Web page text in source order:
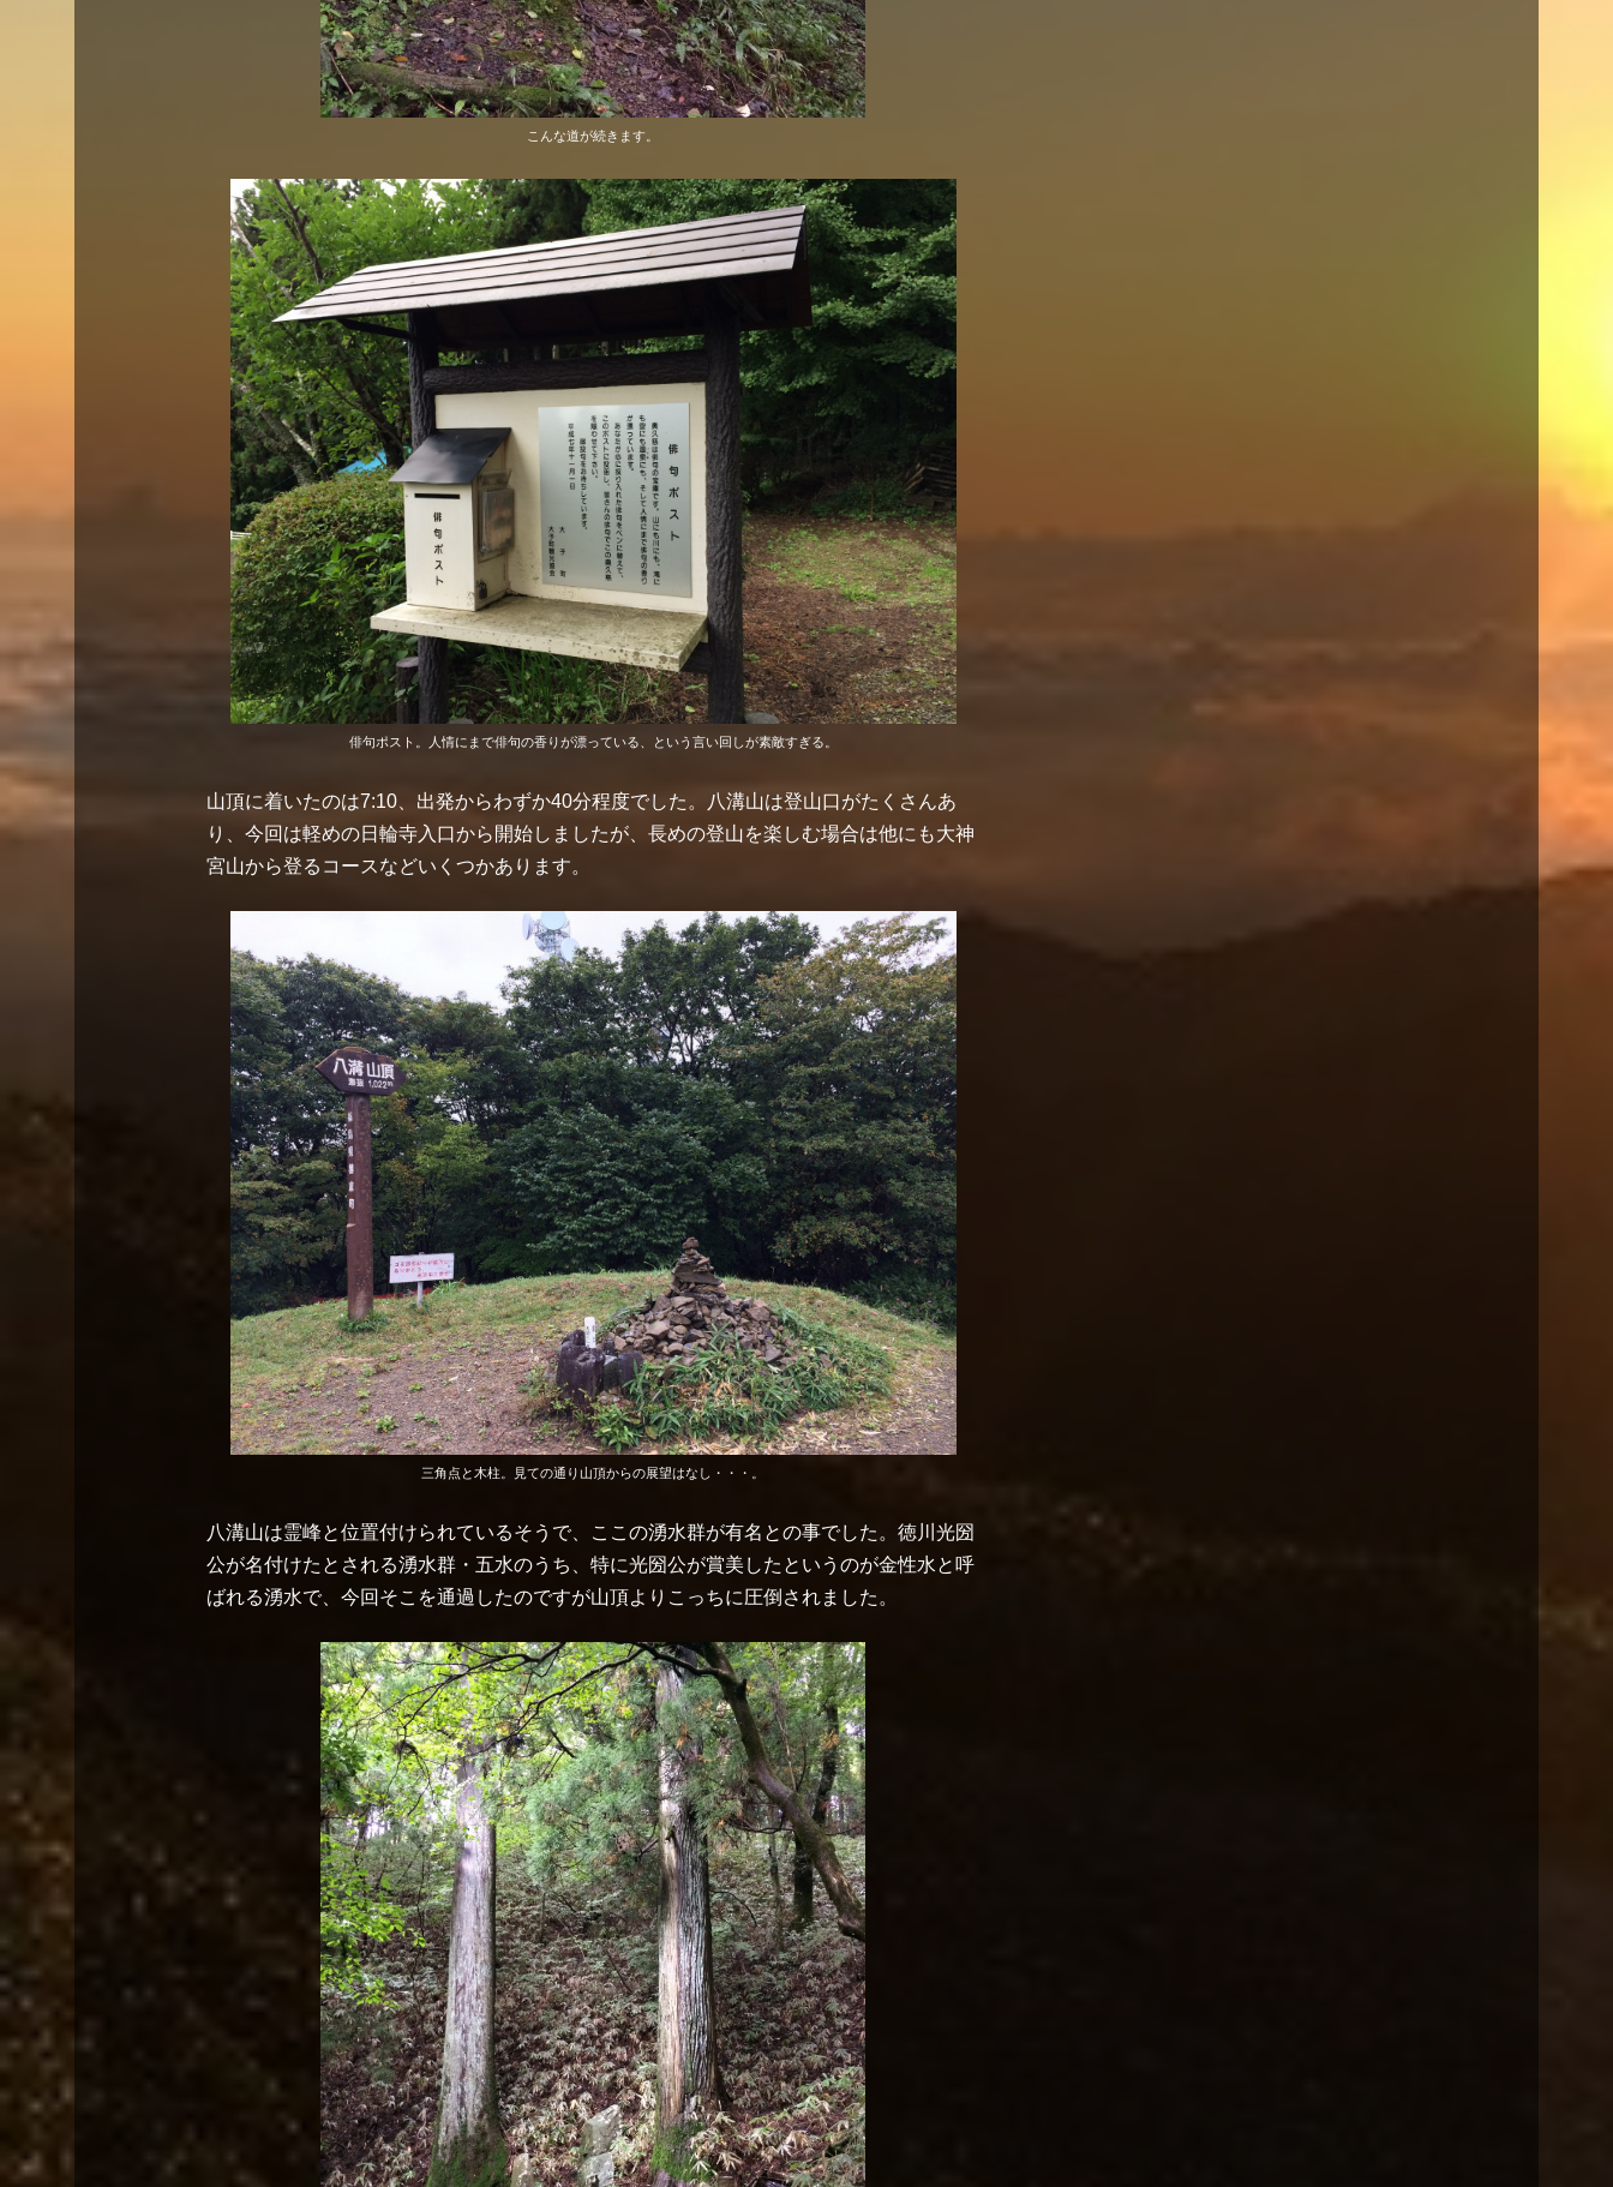
こんな道が続きます。
俳句ポスト。人情にまで俳句の香りが漂っている、という言い回しが素敵すぎる。
山頂に着いたのは7:10、出発からわずか40分程度でした。八溝山は登山口がたくさんあ
り、今回は軽めの日輪寺入口から開始しましたが、長めの登山を楽しむ場合は他にも大神
宮山から登るコースなどいくつかあります。
三角点と木柱。見ての通り山頂からの展望はなし・・・。
八溝山は霊峰と位置付けられているそうで、ここの湧水群が有名との事でした。徳川光圀
公が名付けたとされる湧水群・五水のうち、特に光圀公が賞美したというのが金性水と呼
ばれる湧水で、今回そこを通過したのですが山頂よりこっちに圧倒されました。